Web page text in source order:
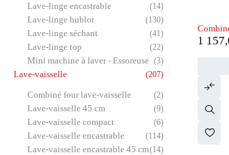
Lave-linge encastrable (14)
Lave-linge hublot (130)
Lave-linge séchant (41)
Lave-linge top (22)
Mini machine à laver - Essoreuse (3)
Lave-vaisselle (207)
Combiné four lave-vaisselle (2)
Lave-vaisselle 45 cm (9)
Lave-vaisselle compact (6)
Lave-vaisselle encastrable (114)
Lave-vaisselle encastrable 45 cm(14)
1